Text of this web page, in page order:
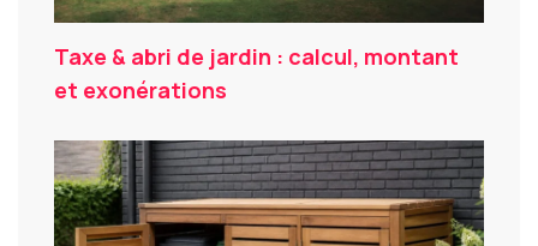
Taxe & abri de jardin : calcul, montant
et exonérations